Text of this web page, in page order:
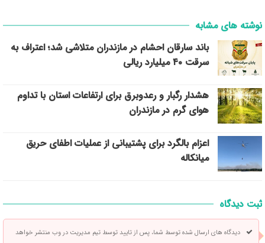
نوشته های مشابه
باند سارقان احشام در مازندران متلاشی شد؛ اعتراف به
سرقت ۴۰ میلیارد ریالی
هشدار رگبار و رعدوبرق برای ارتفاعات استان با تداوم
هوای گرم در مازندران
اعزام بالگرد برای پشتیبانی از عملیات اطفای حریق
میانکاله
ثبت دیدگاه
دیدگاه های ارسال شده توسط شما، پس از تایید توسط تیم مدیریت در وب منتشر خواهد